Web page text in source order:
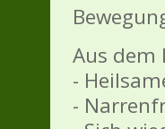
Aus dem
-
-